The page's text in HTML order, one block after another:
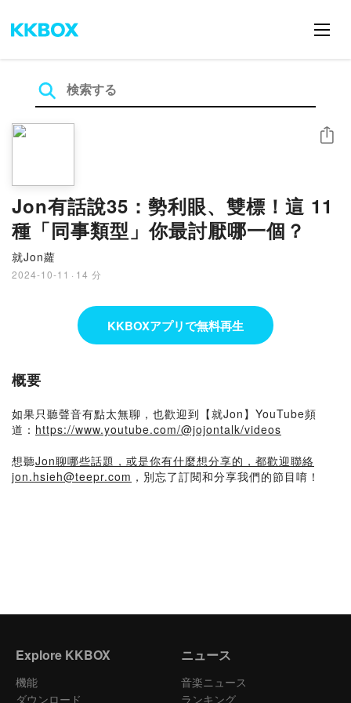
Jon有話說35：勢利眼、雙標！這 11
種「同事類型」你最討厭哪一個？
就Jon蘿
2024-10-11 · 14 分
シェア
KKBOXアプリで無料再生
概要
如果只聽聲音有點太無聊，也歡迎到【就Jon】YouTube頻
道： https://www.youtube.com/@jojontalk/videos
想聽Jon聊哪些話題，或是你有什麼想分享的，都歡迎聯絡
jon.hsieh@teepr.com ，別忘了訂閱和分享我們的節目唷！
Explore KKBOX
機能
ダウンロード
ニュース
音楽ニュース
ランキング